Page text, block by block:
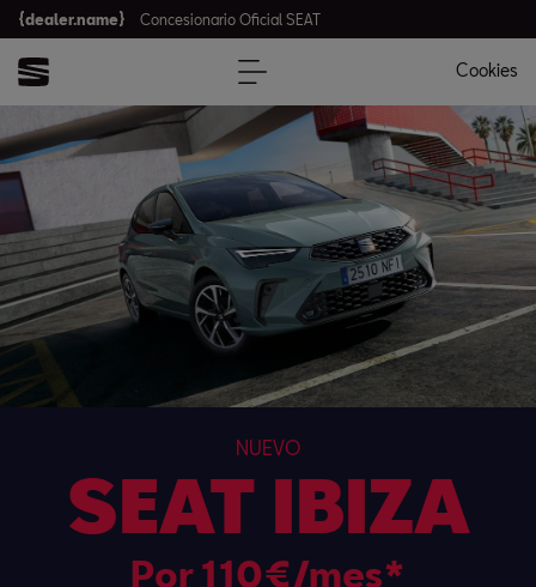
{dealer.name} Concesionario Oficial SEAT
Cookies
NUEVO
SEAT IBIZA
Por 110€/mes*